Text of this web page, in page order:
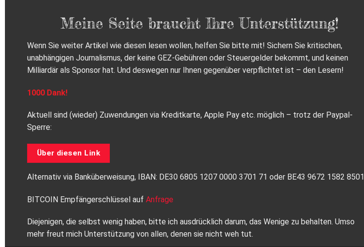
Meine Seite braucht Ihre Unterstützung!
Wenn Sie weiter Artikel wie diesen lesen wollen, helfen Sie bitte mit! Sichern Sie kritischen,
unabhängigen Journalismus, der keine GEZ-Gebühren oder Steuergelder bekommt, und keinen
Milliardär als Sponsor hat. Und deswegen nur Ihnen gegenüber verpflichtet ist – den Lesern!
1000 Dank!
Aktuell sind (wieder) Zuwendungen via Kreditkarte, Apple Pay etc. möglich – trotz der Paypal-
Sperre:
Über diesen Link
Alternativ via Banküberweisung, IBAN: DE30 6805 1207 0000 3701 71 oder BE43 9672 1582 8501
BITCOIN Empfängerschlüssel auf Anfrage
Diejenigen, die selbst wenig haben, bitte ich ausdrücklich darum, das Wenige zu behalten. Umso
mehr freut mich Unterstützung von allen, denen sie nicht weh tut.